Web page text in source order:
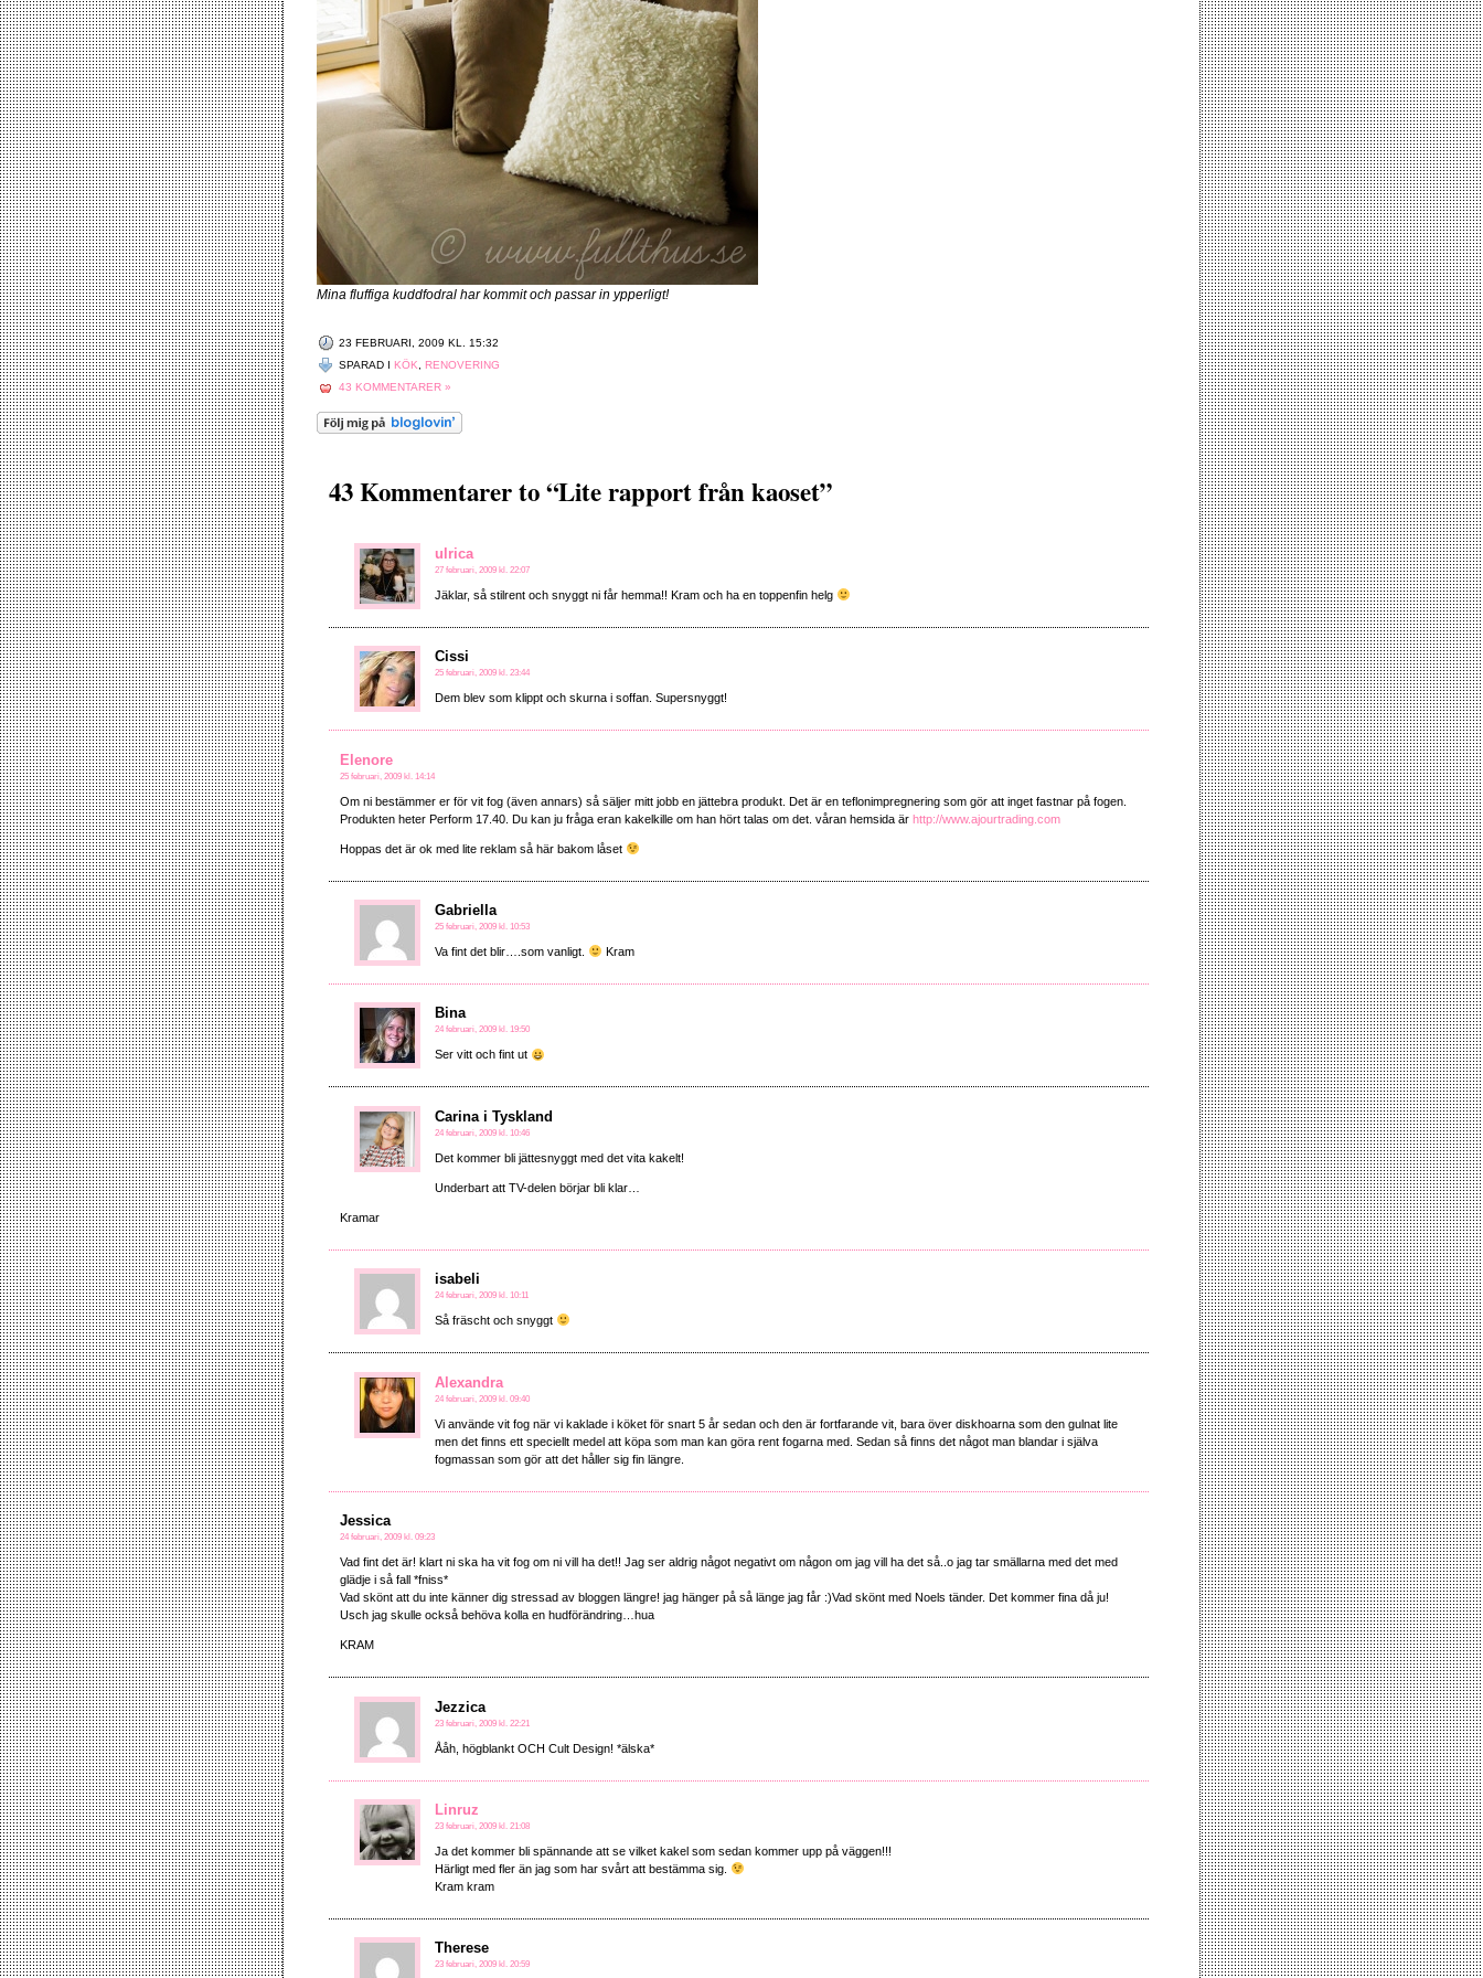
Mina fluffiga kuddfodral har kommit och passar in ypperligt!
23 FEBRUARI, 2009 KL. 15:32
SPARAD I
KÖK, RENOVERING
43 KOMMENTARER »
43 Kommentarer to “Lite rapport från kaoset”
ulrica
27 februari, 2009 kl. 22:07
Jäklar, så stilrent och snyggt ni får hemma!! Kram och ha en toppenfin helg
Cissi
25 februari, 2009 kl. 23:44
Dem blev som klippt och skurna i soffan. Supersnyggt!
Elenore
25 februari, 2009 kl. 14:14
Om ni bestämmer er för vit fog (även annars) så säljer mitt jobb en jättebra produkt. Det är en teflonimpregnering som gör att inget fastnar på fogen.
Produkten heter Perform 17.40. Du kan ju fråga eran kakelkille om han hört talas om det. våran hemsida ärhttp://www.ajourtrading.com
Hoppas det är ok med lite reklam så här bakom låset
Gabriella
25 februari, 2009 kl. 10:53
Va fint det blir….som vanligt. Kram
Bina
24 februari, 2009 kl. 19:50
Ser vitt och fint ut
Carina i Tyskland
24 februari, 2009 kl. 10:46
Det kommer bli jättesnyggt med det vita kakelt!
Underbart att TV-delen börjar bli klar…
Kramar
isabeli
24 februari, 2009 kl. 10:11
Så fräscht och snyggt
Alexandra
24 februari, 2009 kl. 09:40
Vi använde vit fog när vi kaklade i köket för snart 5 år sedan och den är fortfarande vit, bara över diskhoarna som den gulnat lite
men det finns ett speciellt medel att köpa som man kan göra rent fogarna med. Sedan så finns det något man blandar i själva
fogmassan som gör att det håller sig fin längre.
Jessica
24 februari, 2009 kl. 09:23
Vad fint det är! klart ni ska ha vit fog om ni vill ha det!! Jag ser aldrig något negativt om någon om jag vill ha det så..o jag tar smällarna med det med
glädje i så fall *fniss*
Vad skönt att du inte känner dig stressad av bloggen längre! jag hänger på så länge jag får :)Vad skönt med Noels tänder. Det kommer fina då ju!
Usch jag skulle också behöva kolla en hudförändring…hua
KRAM
Jezzica
23 februari, 2009 kl. 22:21
Ååh, högblankt OCH Cult Design! *älska*
Linruz
23 februari, 2009 kl. 21:08
Ja det kommer bli spännande att se vilket kakel som sedan kommer upp på väggen!!!
Härligt med fler än jag som har svårt att bestämma sig.
Kram kram
Therese
23 februari, 2009 kl. 20:59